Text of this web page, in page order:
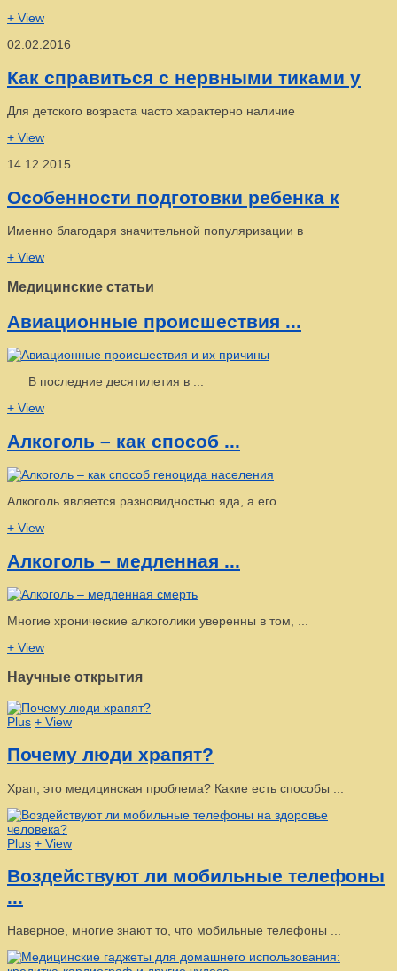
+ View
02.02.2016
Как справиться с нервными тиками у
Для детского возраста часто характерно наличие
+ View
14.12.2015
Особенности подготовки ребенка к
Именно благодаря значительной популяризации в
+ View
Медицинские статьи
Авиационные происшествия ...
В последние десятилетия в ...
+ View
Алкоголь – как способ ...
Алкоголь является разновидностью яда, а его ...
+ View
Алкоголь – медленная ...
Многие хронические алкоголики уверенны в том, ...
+ View
Научные открытия
Plus + View
Почему люди храпят?
Храп, это медицинская проблема? Какие есть способы ...
Plus + View
Воздействуют ли мобильные телефоны
...
Наверное, многие знают то, что мобильные телефоны ...